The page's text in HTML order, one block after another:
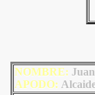
NOMBRE:
APODO: